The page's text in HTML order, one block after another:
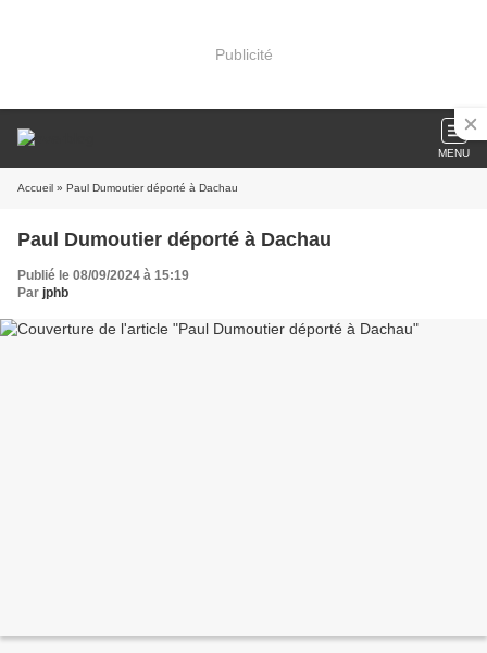
Publicité
MENU
Accueil » Paul Dumoutier déporté à Dachau
Paul Dumoutier déporté à Dachau
Publié le 08/09/2024 à 15:19
Par jphb